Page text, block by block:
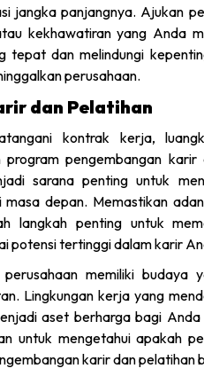
jangka panjangnya. Ajukan
kekhawatiran yang Anda
tepat dan melindungi
perusahaan.
dan Pelatihan
kontrak kerja,
program pengembangan
sarana penting untuk
depan. Memastikan
langkah penting untuk
potensi tertinggi dalam karir
memiliki budaya
Lingkungan kerja yang
aset berharga bagi
untuk mengetahui apakah
karir dan pelatihan